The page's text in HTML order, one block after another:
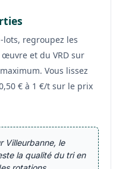
regroupez les
et du VRD sur
Vous lissez
€ à 1 €/t sur le prix
Villeurbanne, le
la qualité du tri en